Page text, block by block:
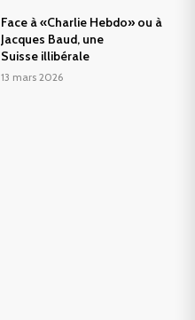
Face à «Charlie Hebdo» ou à
Jacques Baud, une
Suisse illibérale
13 mars 2026